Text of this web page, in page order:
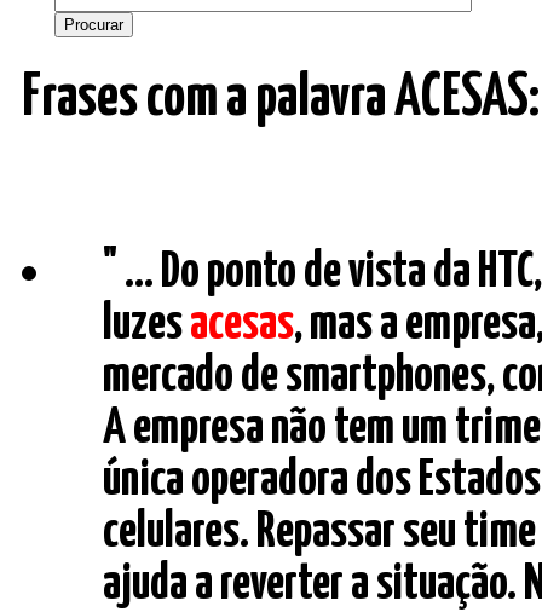
Frases com a palavra ACESAS:
" ... Do ponto de vista da
luzesacesas, mas a
mercado de smartphones,
A empresa não tem um
única operadora dos
celulares. Repassar seu
ajuda a reverter a situação.